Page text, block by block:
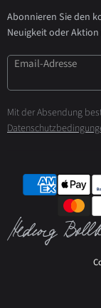
Abonnieren Sie den
Neuigkeit oder
Email-Adresse
Mit der Absendung